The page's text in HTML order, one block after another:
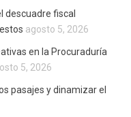
descuadre fiscal
agosto 5, 2026
en la Procuraduría
5, 2026
pasajes y dinamizar el